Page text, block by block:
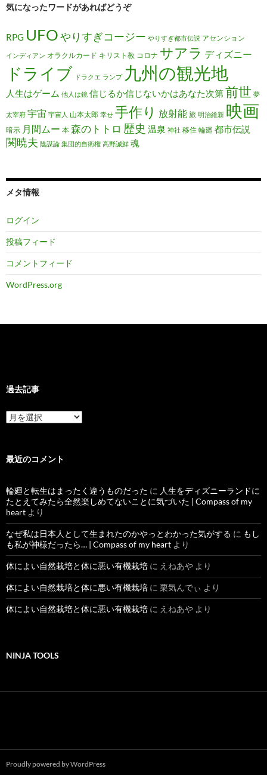
気になったワードがあればどうぞ
RPG UFOやりすぎコージー やりすぎ都市伝説 アセンション
インディアン オラクルカード キリスト教 コロナ サアラ ディズニー
ドライブ ドラクエ ランプ 九州の観光地
人生はゲーム 他人は鏡 信じるか信じないかはあなた次第前世 夢
太宰府 宇宙 宇宙人 山本太郎 幸せ 手作り 放射能 旅 明治維新 映画
暗示 月間ムー 本 森のトトロ 歴史 温泉 神社 移住 輪廻 都市伝説
関暁夫 陰謀論 集団的自衛権 高野誠鮮 魂
メタ情報
ログイン
投稿フィード
コメントフィード
WordPress.org
過去記事
過
去
最近のコメント
輪廻と転生はまったく違うものだった に 人生をディズニーランドに
たとえてみたら全然楽しめてないことに気づいた | Compass of my
heart より
なぜ私は日本人として生まれたのかやっとわかった気がする に もし
も私が神様だったら… | Compass of my heart より
体によい自然栽培と体に悪い有機栽培 に えねあや より
体によい自然栽培と体に悪い有機栽培 に 栗気んでぃ より
体によい自然栽培と体に悪い有機栽培 に えねあや より
NINJA TOOLS
Proudly powered by WordPress